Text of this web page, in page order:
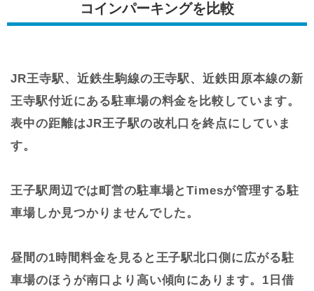
コインパーキングを比較
JR王寺駅、近鉄生駒線の王寺駅、近鉄田原本線の新
王寺駅付近にある駐車場の料金を比較しています。
表中の距離はJR王子駅の改札口を終点にしていま
す。
王子駅周辺では町営の駐車場とTimesが管理する駐
車場しか見つかりませんでした。
昼間の1時間料金を見ると王子駅北口側に広がる駐
車場のほうが南口より高い傾向にあります。1日借